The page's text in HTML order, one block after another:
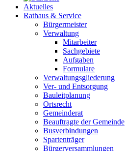
Aktuelles
Rathaus & Service
Bürgermeister
Verwaltung
Mitarbeiter
Sachgebiete
Aufgaben
Formulare
Verwaltungsgliederung
Ver- und Entsorgung
Bauleitplanung
Ortsrecht
Gemeinderat
Beauftragte der Gemeinde
Busverbindungen
Spartenträger
Bürgerversammlungen